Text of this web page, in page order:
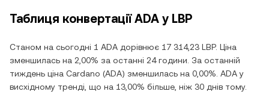
Таблиця конвертації ADA у LBP
Станом на сьогодні 1 ADA дорівнює 17 314,23 LBP. Ціна
зменшилась на 2,00% за останні 24 години. За останній
тиждень ціна Cardano (ADA) зменшилась на 0,00%. ADA у
висхідному тренді, що на 13,00% більше, ніж 30 днів тому.